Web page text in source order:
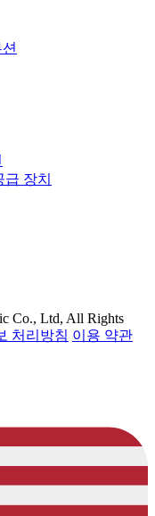
장치
Co., Ltd, All Rights
처리방침 이용 약관